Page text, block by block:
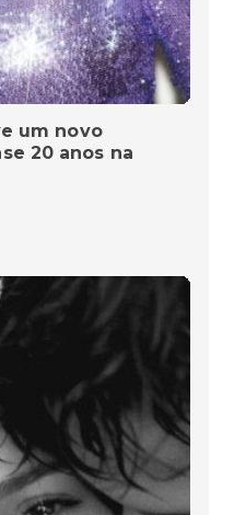
um novo
20 anos na